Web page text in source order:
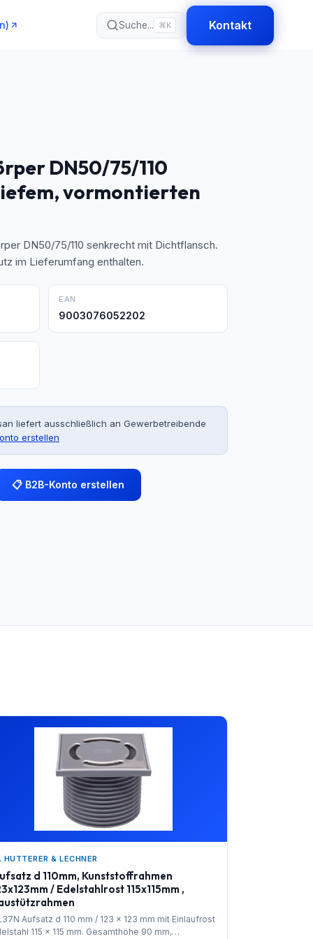
Suche... ⌘K Kontakt
DN50/75/110
vormontierten
DN50/75/110 senkrecht mit Dichtflansch.
im Lieferumfang enthalten.
EAN
9003076052202
liefert ausschließlich an Gewerbetreibende
erstellen
📋 B2B-Konto erstellen
HUTTERER & LECHNER
d 110mm, Kunststoffrahmen
/ Edelstahlrost 115x115mm ,
Aufsatz d 110 mm / 123 x 123 mm mit Einlaufrost
115 x 115 mm. Gesamthöhe 90 mm,